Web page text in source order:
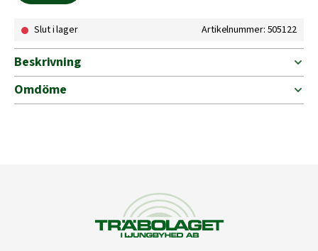
Slut i lager Artikelnummer: 505122
Beskrivning
Omdöme